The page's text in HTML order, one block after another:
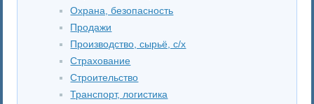
Охрана, безопасность
Продажи
Производство, сырьё, с/х
Страхование
Строительство
Транспорт, логистика